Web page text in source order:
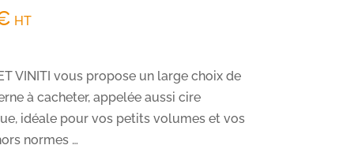
HT
VINITI vous propose un large choix de
à cacheter, appelée aussi cire
idéale pour vos petits volumes et vos
normes …